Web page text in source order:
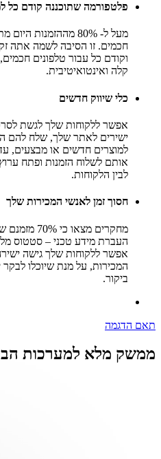
פלטפורמה שתוכננה קודם כל
מעל ל- 80% מההזמנות
חכמים. זו הסיבה לשמה אתה
וקודם כל עבור טלפונים
קלה ואינטואיטיבית.
כלי שיווק חדשים
אפשר ללקוחות שלך לגשת
למוצרים חדשים או מבצעים,
אותם לשלוח הזמנות ופתח
לבין הלקוחות.
חסוך זמן לאנשי המכירות שלך
מחקרים
העברת מידע טכני – סטטוס
אפשר ללקוחות שלך גישה
המכירות, על מנת שיוכלו לבקר
ביקור.
תאם הדגמה
ממשק מלא למערכות